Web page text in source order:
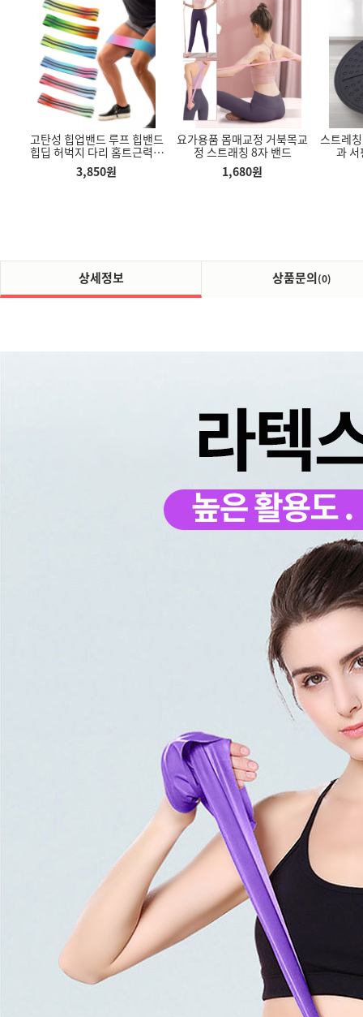
고탄성 힙업밴드 루프 힙밴드
힙딥 허벅지 다리 홈트근력운
동 고무밴드
3,850원
요가용품 몸매교정 거북목교
정 스트래칭 8자 밴드
1,680원
스트레
과 서
원터치 화장
쓰레기통 7L
주방 전자저울 이유식 5kg 계
량
의자 팔걸이 쿠션 팔받침대 팔
쿠션 메모리폼 팔꿈치
상세정보 상품문의(0)